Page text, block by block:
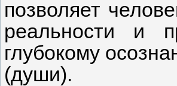
позволяет
реальности и
глубокому
(души).